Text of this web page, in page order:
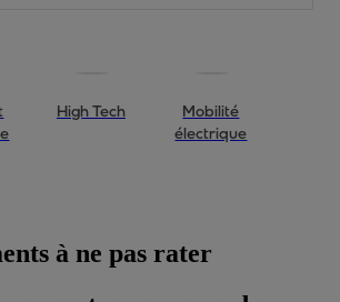
High Tech
Mobilité
électrique
à ne pas rater